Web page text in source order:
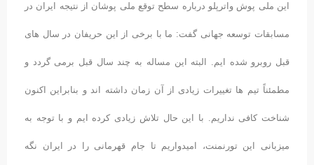
این ملی پوش واترپلو درباره سطح توقع ملی پوشان از نتیجه ایران در
مسابقات توسعه جهانی گفت: ما با برخی از این حریفان در سال های
قبل روبرو شده ایم. البته این مساله به چند سال قبل برمی گردد و
مطمئناً تیم ها تغییرات زیادی از آن زمان داشته اند و بنابراین اکنون
شناخت کافی نداریم. با این حال تلاش زیادی کرده ایم و با توجه به
میزبانی این تورنمنت، امیدواریم تا جام قهرمانی را در ایران نگه